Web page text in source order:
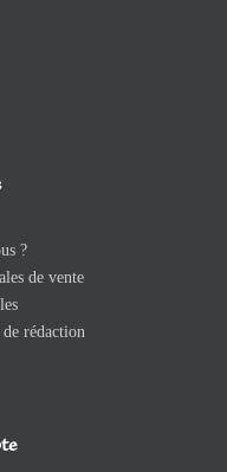
?
de vente
rédaction